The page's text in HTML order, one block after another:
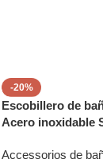
-20%
Escobillero de
Acero inoxidable
Accessorios de